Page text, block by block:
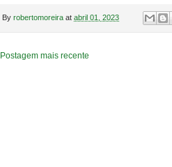
By robertomoreira at abril 01, 2023
Postagem mais recente